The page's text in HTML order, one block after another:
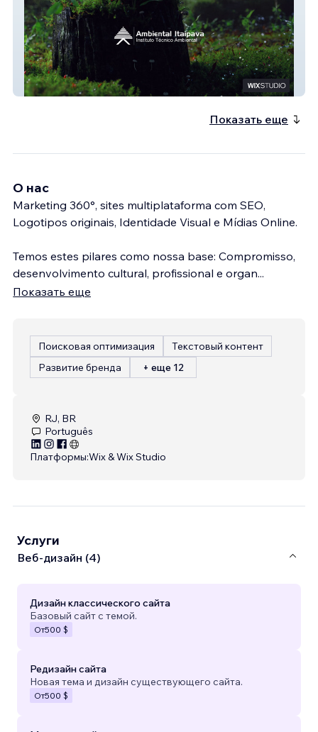
Ambiental Itaipava
Показать еще
О нас
Marketing 360°, sites multiplataforma com SEO,
Logotipos originais, Identidade Visual e Mídias Online.
Temos estes pilares como nossa base: Compromisso,
desenvolvimento cultural, profissional e organ...
Показать еще
Поисковая оптимизация
Текстовый контент
Развитие бренда
+ еще 12
RJ, BR
Português
Платформы:Wix & Wix Studio
Услуги
Веб-дизайн (4)
Дизайн классического сайта
Базовый сайт с темой.
От500 $
Редизайн сайта
Новая тема и дизайн существующего сайта.
От500 $